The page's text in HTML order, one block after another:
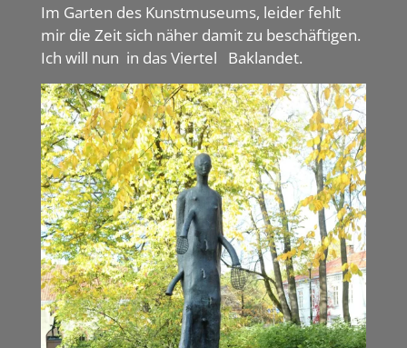
Im Garten des Kunstmuseums, leider fehlt
mir die Zeit sich näher damit zu beschäftigen.
Ich will nun in das Viertel Baklandet.